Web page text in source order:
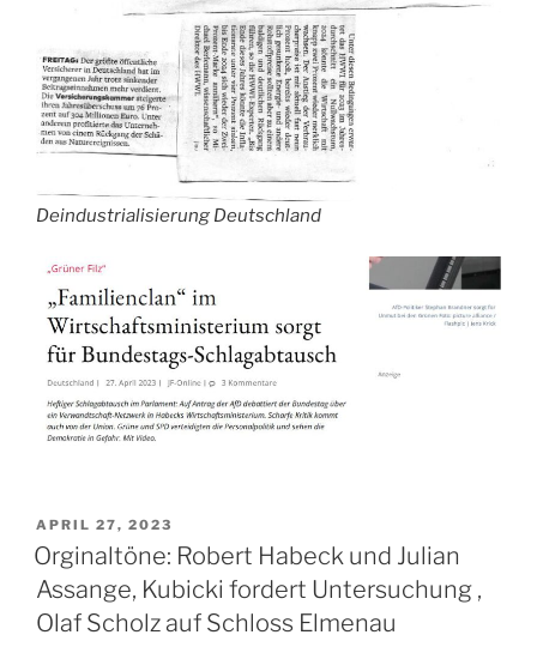
Deindustrialisierung Deutschland
VERÖFFENTLICHT
AM
APRIL 27, 2023
Orginaltöne: Robert Habeck und Julian
Assange, Kubicki fordert Untersuchung ,
Olaf Scholz auf Schloss Elmenau